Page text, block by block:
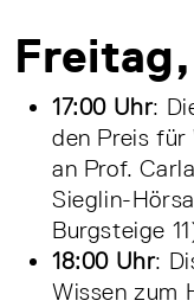
17:00 Uhr:
den Preis für
an Prof.
Sieglin-
Burgsteige
18:00 Uhr:
Wissen zum